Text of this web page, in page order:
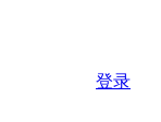
登录